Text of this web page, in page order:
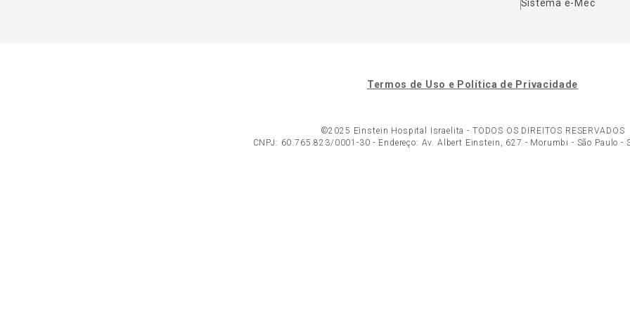
Sistema e-Mec
Termos de Uso e Política de Privacidade
©2025 Einstein Hospital Israelita - TODOS OS DIREITOS RESERVADOS
CNPJ: 60.765.823/0001-30 - Endereço: Av. Albert Einstein, 627 - Morumbi - São Paulo -